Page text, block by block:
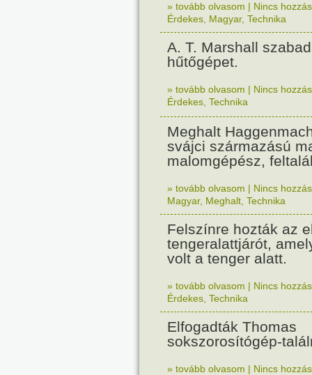
» tovább olvasom | Nincs
Érdekes Magyar, Technika
A. T. Marshall
hűtőgépet.
» tovább olvasom | Nincs
Érdekes Technika
Meghalt
svájci származású
malomgépész,
» tovább olvasom | Nincs
Magyar, Meghalt Technika
Felszínre hozták az
tengeralattjárót,
volt a tenger alatt.
» tovább olvasom | Nincs
Érdekes Technika
Elfogadták Thomas
sokszorosítógép-
» tovább olvasom | Nincs